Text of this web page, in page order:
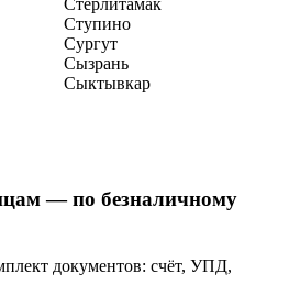
Стерлитамак
Ступино
Сургут
Сызрань
Сыктывкар
— по безналичному
документов: счёт, УПД,